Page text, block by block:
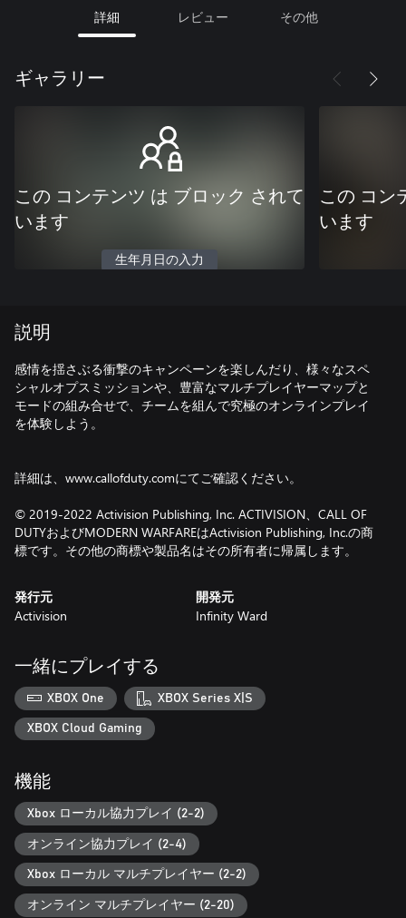
詳細 レビュー その他
ギャラリー
この コンテンツ は ブロック されて
います
生年月日の入力
この コン
います
説明
感情を揺さぶる衝撃のキャンペーンを楽しんだり、様々なスペ
シャルオプスミッションや、豊富なマルチプレイヤーマップと
モードの組み合せで、チームを組んで究極のオンラインプレイ
を体験しよう。
詳細は、www.callofduty.comにてご確認ください。
© 2019-2022 Activision Publishing, Inc. ACTIVISION、CALL OF
DUTYおよびMODERN WARFAREはActivision Publishing, Inc.の商
標です。その他の商標や製品名はその所有者に帰属します。
発行元
Activision
開発元
Infinity Ward
一緒にプレイする
XBOX One XBOX Series X|S
XBOX Cloud Gaming
機能
Xbox ローカル協力プレイ (2-2)
オンライン協力プレイ (2-4)
Xbox ローカル マルチプレイヤー (2-2)
オンライン マルチプレイヤー (2-20)